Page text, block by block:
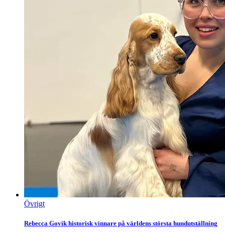
Övrigt
Rebecca Govik historisk vinnare på världens största hundutställning